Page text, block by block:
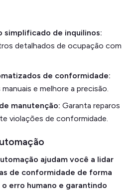
simplificado de inquilinos:
detalhados de ocupação com
de conformidade:
e melhore a precisão.
manutenção: Garanta reparos
violações de conformidade.
ajudam você a lidar
de conformidade de forma
erro humano e garantindo